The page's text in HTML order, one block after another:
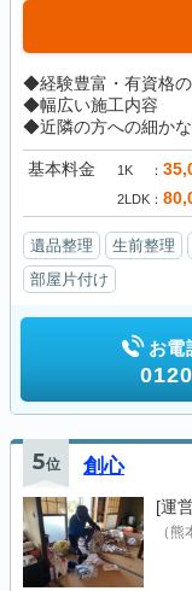
◆経験豊富・有資格
◆幅広い施工内容
◆近隣の方への細かな
基本料金 1K
2LDK
遺品整理 生前整理
部屋片付け
お電
5位 創心
[運
（